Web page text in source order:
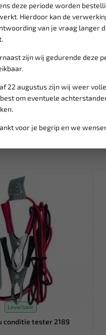
deze periode worden
Hierdoor kan de
van je vraag langer
zijn wij gedurende deze
22 augustus zijn wij weer
om eventuele
voor je begrip en we
Leverbaar
conditie tester 2189